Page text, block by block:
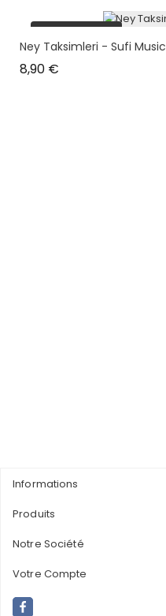
plus en stock
Ney Taksimleri - Sufi Music
8,90 €
Informations
Produits
Notre Société
Votre Compte